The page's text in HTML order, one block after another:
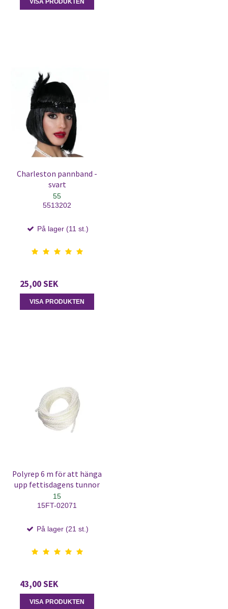
Charleston pannband -
svart
55
5513202
På lager (11 st.)
25,00 SEK
VISA PRODUKTEN
Polyrep 6 m för att hänga
upp fettisdagens tunnor
15
15FT-02071
På lager (21 st.)
43,00 SEK
VISA PRODUKTEN